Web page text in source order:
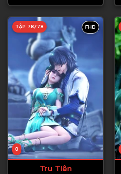
Tập 17
Tập 18
Tập 19
Tập 20
Tập 21
Tập 22
Tập 23
Tập 24
Tập 25
Tập 26
FHD
0
TẬP 78/78
Tru Tiên